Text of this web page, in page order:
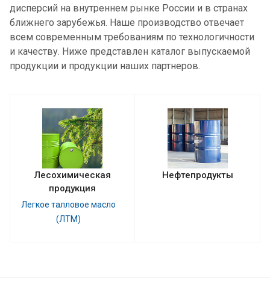
дисперсий на внутреннем рынке России и в странах
ближнего зарубежья. Наше производство отвечает
всем современным требованиям по технологичности
и качеству. Ниже представлен каталог выпускаемой
продукции и продукции наших партнеров.
Лесохимическая
продукция
Легкое талловое масло
(ЛТМ)
Нефтепродукты